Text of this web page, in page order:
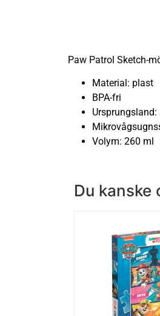
Paw Patrol Sketch-
Material: plast
BPA-fri
Ursprungsland:
Volym: 260 ml
Du kanske